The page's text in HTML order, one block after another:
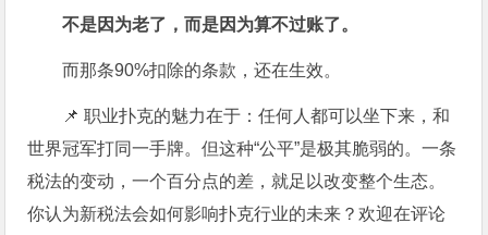
不是因为老了，而是因为算不过账了。
而那条90%扣除的条款，还在生效。
📌 职业扑克的魅力在于：任何人都可以坐下来，和
世界冠军打同一手牌。但这种“公平”是极其脆弱的。一条
税法的变动，一个百分点的差，就足以改变整个生态。
你认为新税法会如何影响扑克行业的未来？欢迎在评论